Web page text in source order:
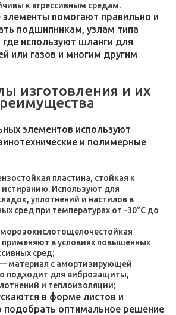
к агрессивным средам.
помогают правильно и
подшипникам, узлам типа
используют шланги для
или газов и многим другим
изготовления и их
элементов используют
и полимерные
пластина, стойкая к
Используют для
уплотнений и настилов в
сред при температурах от -30°C до
применяют в условиях повышенных
сред;
материал с амортизирующей
подходит для виброзащиты,
и теплоизоляции;
в форме листов и
подобрать оптимальное решение